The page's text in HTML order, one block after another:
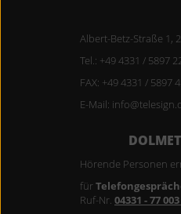
Albert-Betz-Straße 1,
Tel.: +49 4331 / 5897
FAX: +49 4331 / 5897
E-Mail:
Hörende Personen
für
Ruf-Nr. 04331 - 77